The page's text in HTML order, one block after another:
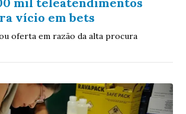
vício em bets
oferta em razão da alta procura